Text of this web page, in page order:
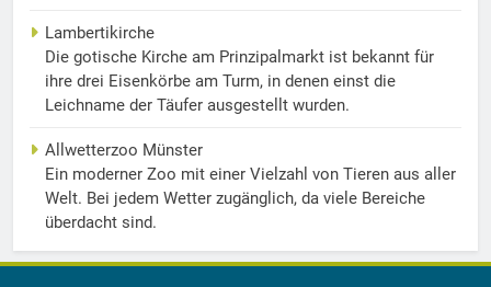
Lambertikirche
Die gotische Kirche am Prinzipalmarkt ist bekannt für
ihre drei Eisenkörbe am Turm, in denen einst die
Leichname der Täufer ausgestellt wurden.
Allwetterzoo Münster
Ein moderner Zoo mit einer Vielzahl von Tieren aus aller
Welt. Bei jedem Wetter zugänglich, da viele Bereiche
überdacht sind.